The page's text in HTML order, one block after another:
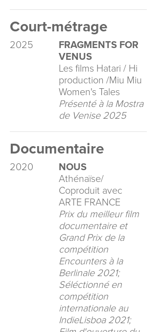
Court-métrage
2025
FRAGMENTS FOR
VENUS
Les films Hatari / Hi
production /Miu Miu
Women's Tales
Présenté à la Mostra
de Venise 2025
Documentaire
2020
NOUS
Athénaïse/
Coproduit avec
ARTE FRANCE
Prix du meilleur film
documentaire et
Grand Prix de la
compétition
Encounters à la
Berlinale 2021;
Séléctionné en
compétition
internationale au
IndieLisboa 2021;